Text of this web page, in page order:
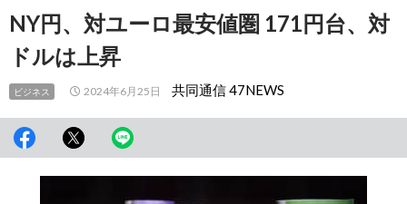
移
動NY円、対ユーロ最安値圏 171円台、対
ドルは上昇
ビジネス 2024年6月25日 共同通信 47NEWS